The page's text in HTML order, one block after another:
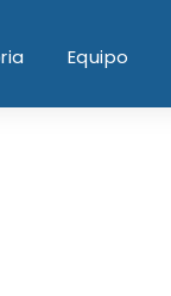
Equipo